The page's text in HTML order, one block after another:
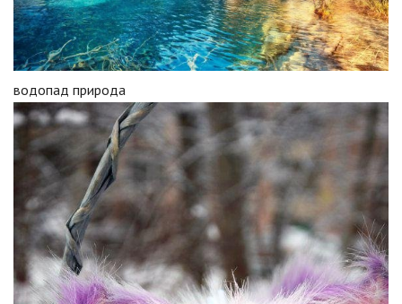
водопад природа